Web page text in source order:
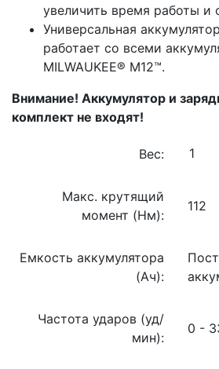
увеличить время работы и
Универсальная
работает со всеми
MILWAUKEE® M12™.
Внимание! Аккумулятор и
комплект не входят!
Вес:
Макс. крутящий
момент (Нм):
112
Емкость аккумулятора
(Ач):
Частота ударов (уд/
мин):
0 -